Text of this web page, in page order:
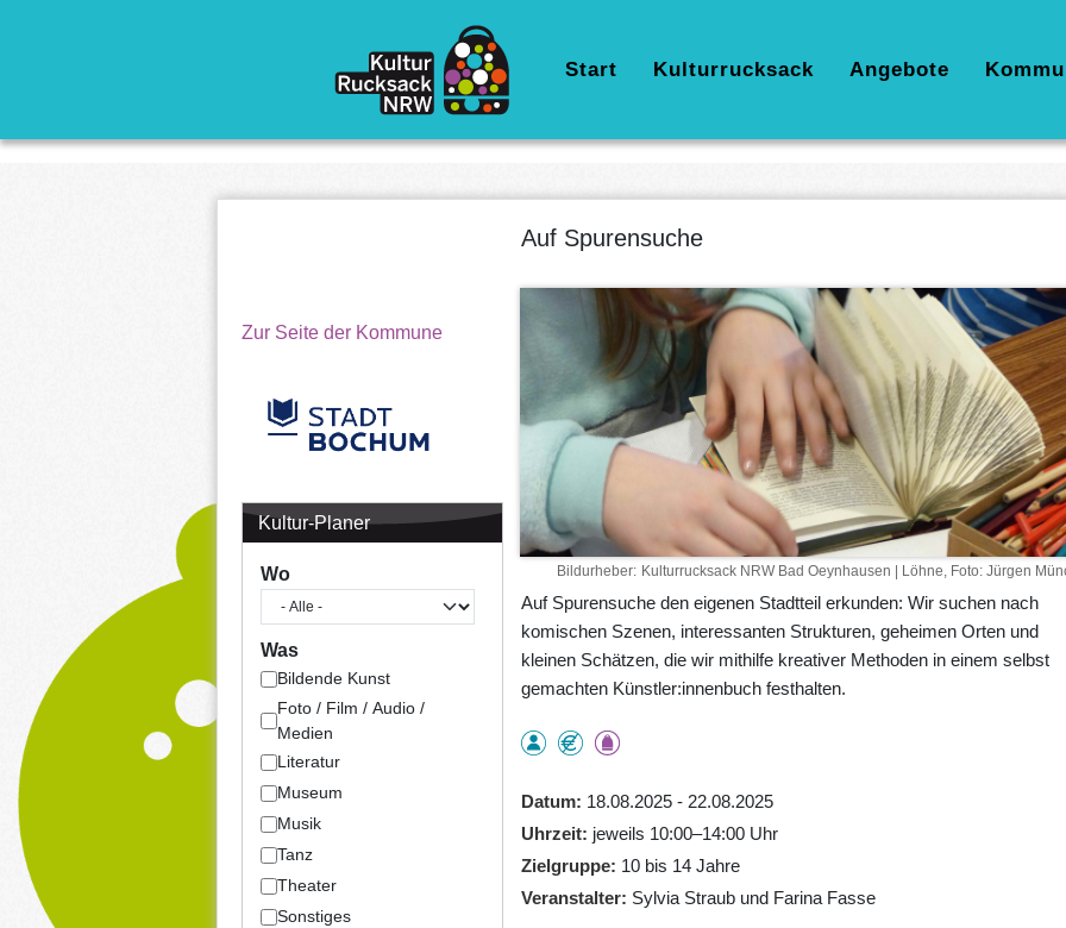
Hauptnavigation
Start Kulturrucksack Angebote
Zur Seite der Kommune
Kultur-Planer
Wo
Was
Bildende Kunst
Foto / Film / Audio /
Medien
Literatur
Museum
Musik
Tanz
Theater
Sonstiges
Auf Spurensuche
Bildurheber Kulturrucksack NRW Bad Oeynhausen | Löhne, Foto: Jürgen
Auf Spurensuche den eigenen Stadtteil erkunden: Wir suchen nach
komischen Szenen, interessanten Strukturen, geheimen Orten und
kleinen Schätzen, die wir mithilfe kreativer Methoden in einem selbst
gemachten Künstler:innenbuch festhalten.
Datum
18.08.2025 - 22.08.2025
Uhrzeit
jeweils 10:00–14:00 Uhr
Zielgruppe
10 bis 14 Jahre
Veranstalter
Sylvia Straub und Farina Fasse